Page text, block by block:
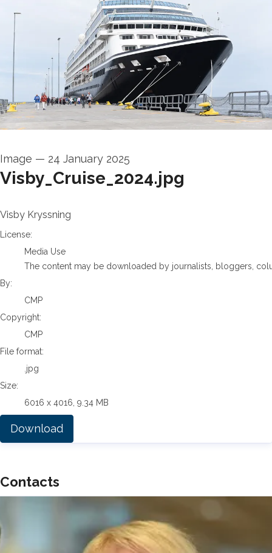
Image — 24 January 2025
Visby_Cruise_2024.jpg
Visby Kryssning
CMP
License:
Media Use
The content may be downloaded by journalists, bloggers,
By:
CMP
Copyright:
CMP
File format:
.jpg
Size:
6016 x 4016, 9.34 MB
Download
Contacts